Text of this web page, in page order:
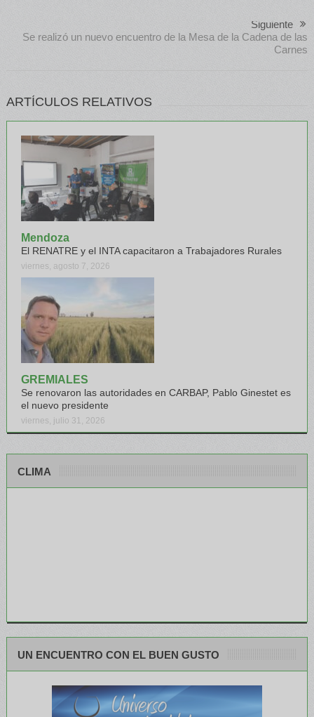
Siguiente
Se realizó un nuevo encuentro de la Mesa de la Cadena de las
Carnes
ARTÍCULOS RELATIVOS
Mendoza
El RENATRE y el INTA capacitaron a Trabajadores Rurales
viernes, agosto 7, 2026
GREMIALES
Se renovaron las autoridades en CARBAP, Pablo Ginestet es
el nuevo presidente
viernes, julio 31, 2026
CLIMA
UN ENCUENTRO CON EL BUEN GUSTO